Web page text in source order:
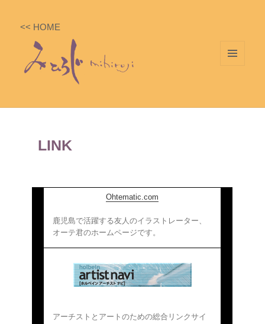
<< HOME
LINK
Ohtematic.com
鹿児島で活躍する友人のイラストレーター、
オーテ君のホームページです。
アーチストとアートのための総合リンクサイ